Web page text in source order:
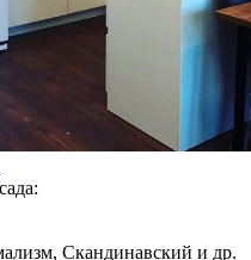
Скандинавский и др.